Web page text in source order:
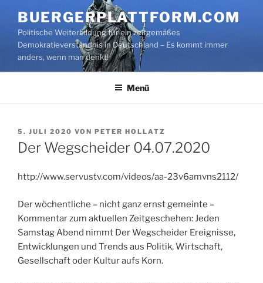
Inhalt
springen
BUERGERPLATTFORM.COM
Politische Weiterbildung für ein zeitgemäßes
Demokratieverständnis in Deutschland – Es kommt immer
anders, wenn man denkt!
Menü
VERÖFFENTLICHT
AM
5. JULI 2020 VON PETER HOLLATZ
Der Wegscheider 04.07.2020
http://www.servustv.com/videos/aa-23v6amvns2112/
Der wöchentliche – nicht ganz ernst gemeinte –
Kommentar zum aktuellen Zeitgeschehen: Jeden
Samstag Abend nimmt Der Wegscheider Ereignisse,
Entwicklungen und Trends aus Politik, Wirtschaft,
Gesellschaft oder Kultur aufs Korn.